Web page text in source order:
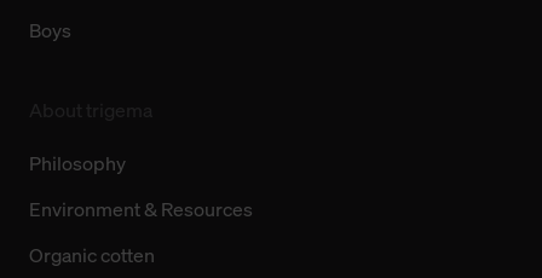
Boys
Philosophy
Environment & Resources
Organic cotten